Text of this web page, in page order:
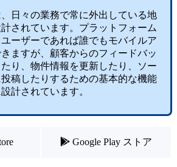
日々の業務で常に外出している地
されています。プラットフォーム
ーザーであれば誰でもモバイルア
ますが、顧客からのフィードバッ
り、物件情報を更新したり、ソー
稿したりするための基本的な機能
計されています。
 Google Play ストア